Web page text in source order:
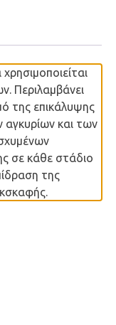
Περιλαμβάνει
της επικάλυψης
και των
σε κάθε στάδιο
της